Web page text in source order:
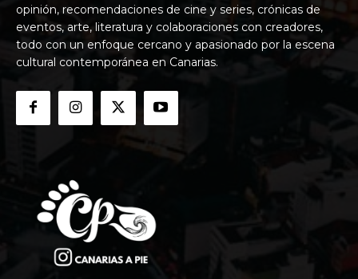
opinión, recomendaciones de cine y series, crónicas de
eventos, arte, literatura y colaboraciones con creadores,
todo con un enfoque cercano y apasionado por la escena
cultural contemporánea en Canarias.